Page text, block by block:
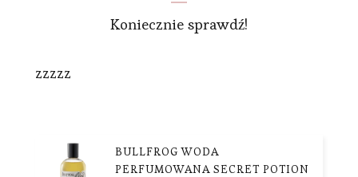
Koniecznie sprawdź!
zzzzz
BULLFROG WODA
PERFUMOWANA SECRET POTION